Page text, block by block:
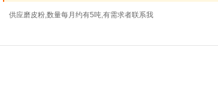
供应磨皮粉,数量每月约有5吨,有需求者联系我